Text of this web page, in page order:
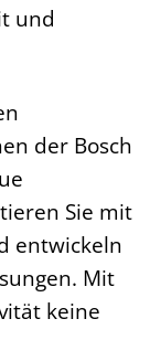
und
der Bosch
Sie mit
entwickeln
Mit
keine